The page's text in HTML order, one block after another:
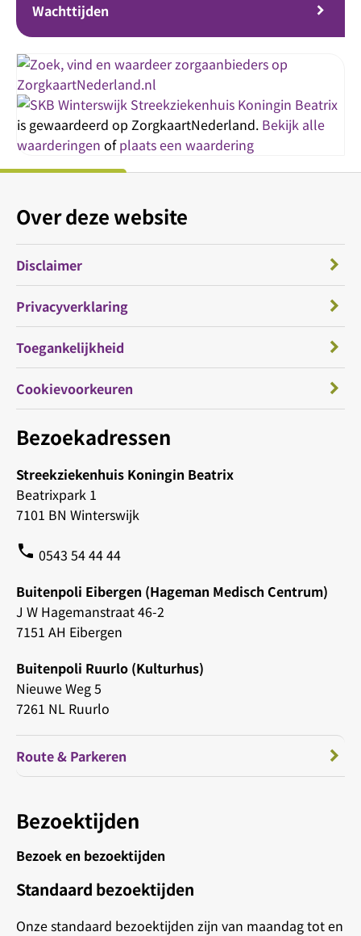
Wachttijden
Streekziekenhuis Koningin Beatrix
is gewaardeerd op ZorgkaartNederland. Bekijk alle
waarderingen ofplaats een waardering
Bezoekadressen
Streekziekenhuis Koningin Beatrix
Beatrixpark 1
7101 BN Winterswijk
phone 0543 54 44 44
Buitenpoli Eibergen (Hageman Medisch Centrum)
J W Hagemanstraat 46-2
7151 AH Eibergen
Buitenpoli Ruurlo (Kulturhus)
Nieuwe Weg 5
7261 NL Ruurlo
Route & Parkeren
Bezoektijden
Bezoek en bezoektijden
Standaard bezoektijden
Onze standaard bezoektijden zijn van maandag tot en
Over deze website
Disclaimer
Privacyverklaring
Toegankelijkheid
Cookievoorkeuren